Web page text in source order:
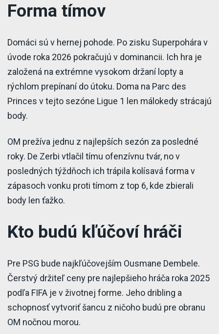
Forma tímov
Domáci sú v hernej pohode. Po zisku Superpohára v
úvode roka 2026 pokračujú v dominancii. Ich hra je
založená na extrémne vysokom držaní lopty a
rýchlom prepínaní do útoku. Doma na Parc des
Princes v tejto sezóne Ligue 1 len málokedy strácajú
body.
OM prežíva jednu z najlepších sezón za posledné
roky. De Zerbi vtlačil tímu ofenzívnu tvár, no v
posledných týždňoch ich trápila kolísavá forma v
zápasoch vonku proti tímom z top 6, kde zbierali
body len ťažko.
Kto budú kľúčoví hráči
Pre PSG bude najkľúčovejším Ousmane Dembele.
Čerstvý držiteľ ceny pre najlepšieho hráča roka 2025
podľa FIFA je v životnej forme. Jeho dribling a
schopnosť vytvoriť šancu z ničoho budú pre obranu
OM nočnou morou.